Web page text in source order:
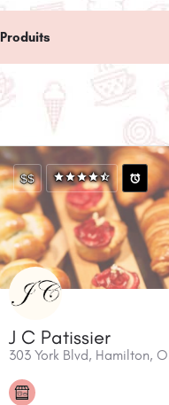
Produits
J C Patissier
303 York Blvd, Hamilton,
$$